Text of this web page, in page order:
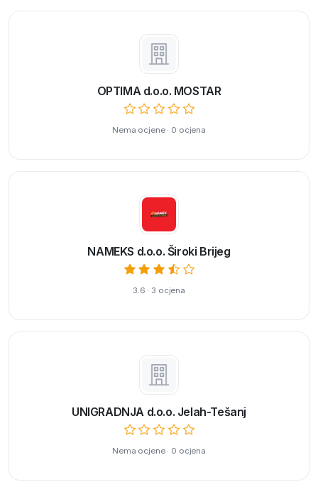
OPTIMA d.o.o. MOSTAR
Nema ocjene · 0 ocjena
NAMEKS d.o.o. Široki Brijeg
3.6 · 3 ocjena
UNIGRADNJA d.o.o. Jelah-Tešanj
Nema ocjene · 0 ocjena